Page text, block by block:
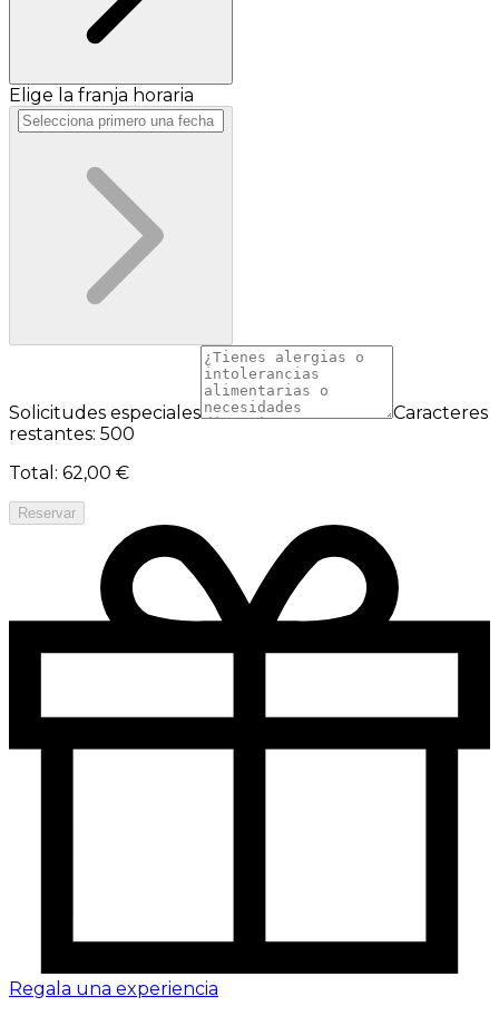
Elige la franja horaria
Solicitudes especiales
Caracteres
restantes: 500
Total : 62,00 €
Reservar
Regala una experiencia